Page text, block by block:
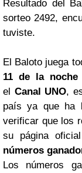
Resultado del
sorteo 2492,
tuviste.
El Baloto juega
11 de la noche
el Canal UNO,
país ya que ha
verificar que los
su página
números
Los números